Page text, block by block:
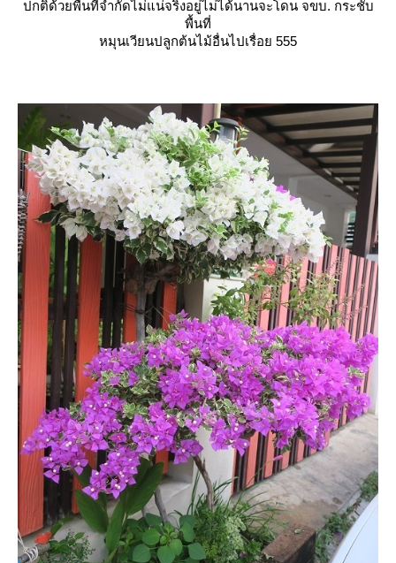
ปกติด้วยพื้นที่จำกัดไม่แน่จริงอยู่ไม่ได้นานจะโดน จขบ. กระชับ
พื้นที่
หมุนเวียนปลูกต้นไม้อื่นไปเรื่อย 555